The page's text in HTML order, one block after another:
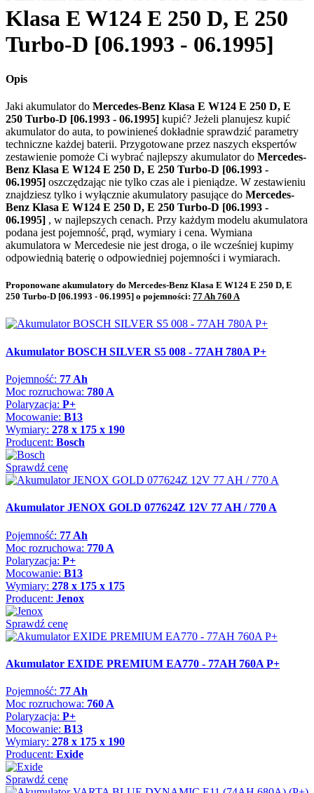
Klasa E W124 E 250 D, E 250
Turbo-D [06.1993 - 06.1995]
Opis
Jaki akumulator do Mercedes-Benz Klasa E W124 E 250 D, E
250 Turbo-D [06.1993 - 06.1995] kupić? Jeżeli planujesz kupić
akumulator do auta, to powinieneś dokładnie sprawdzić parametry
techniczne każdej baterii. Przygotowane przez naszych ekspertów
zestawienie pomoże Ci wybrać najlepszy akumulator do Mercedes-
Benz Klasa E W124 E 250 D, E 250 Turbo-D [06.1993 -
06.1995] oszczędzając nie tylko czas ale i pieniądze. W zestawieniu
znajdziesz tylko i wyłącznie akumulatory pasujące do Mercedes-
Benz Klasa E W124 E 250 D, E 250 Turbo-D [06.1993 -
06.1995] , w najlepszych cenach. Przy każdym modelu akumulatora
podana jest pojemność, prąd, wymiary i cena. Wymiana
akumulatora w Mercedesie nie jest droga, o ile wcześniej kupimy
odpowiednią baterię o odpowiedniej pojemności i wymiarach.
Proponowane akumulatory do Mercedes-Benz Klasa E W124 E 250 D, E
250 Turbo-D [06.1993 - 06.1995] o pojemności: 77 Ah 760 A
Akumulator BOSCH SILVER S5 008 - 77AH 780A P+
Pojemność: 77 Ah
Moc rozruchowa: 780 A
Polaryzacja: P+
Mocowanie: B13
Wymiary: 278 x 175 x 190
Producent: Bosch
Sprawdź cenę
Akumulator JENOX GOLD 077624Z 12V 77 AH / 770 A
Pojemność: 77 Ah
Moc rozruchowa: 770 A
Polaryzacja: P+
Mocowanie: B13
Wymiary: 278 x 175 x 175
Producent: Jenox
Sprawdź cenę
Akumulator EXIDE PREMIUM EA770 - 77AH 760A P+
Pojemność: 77 Ah
Moc rozruchowa: 760 A
Polaryzacja: P+
Mocowanie: B13
Wymiary: 278 x 175 x 190
Producent: Exide
Sprawdź cenę